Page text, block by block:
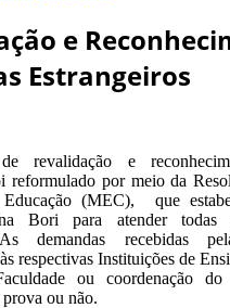
e
Estrangeiros
revalidação e
reformulado por meio da
(MEC), que
Bori para atender todas
demandas recebidas
respectivas Instituições de
ou coordenação
ou não.